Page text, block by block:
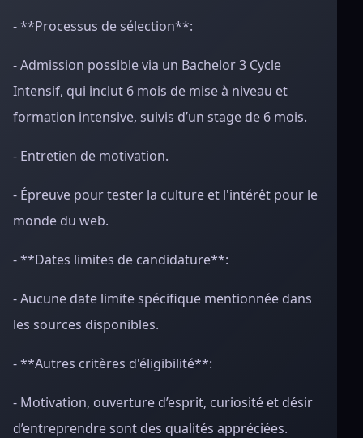
- **Processus de sélection**:
- Admission possible via un Bachelor 3 Cycle
Intensif, qui inclut 6 mois de mise à niveau et
formation intensive, suivis d’un stage de 6 mois.
- Entretien de motivation.
- Épreuve pour tester la culture et l'intérêt pour le
monde du web.
- **Dates limites de candidature**:
- Aucune date limite spécifique mentionnée dans
les sources disponibles.
- **Autres critères d'éligibilité**:
- Motivation, ouverture d’esprit, curiosité et désir
d’entreprendre sont des qualités appréciées.